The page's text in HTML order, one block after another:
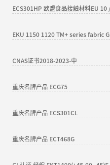
CNAS证书2018-2023-中
重庆名牌产品 ECG75
重庆名牌产品 ECS301CL
重庆名牌产品 ECT468G